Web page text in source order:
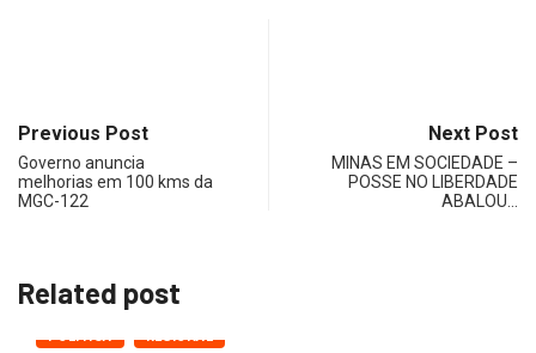
Previous Post
Governo anuncia
melhorias em 100 kms da
MGC-122
Next Post
MINAS EM SOCIEDADE –
POSSE NO LIBERDADE
ABALOU…
Related post
POLÍTICA REGIONAL